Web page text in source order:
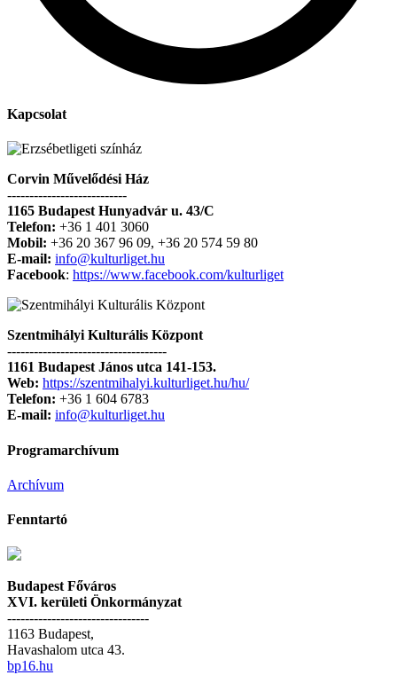
Kapcsolat
Corvin Művelődési Ház
---------------------------
1165 Budapest Hunyadvár u. 43/C
Telefon: +36 1 401 3060
Mobil: +36 20 367 96 09, +36 20 574 59 80
E-mail: info@kulturliget.hu
Facebook: https://www.facebook.com/kulturliget
Szentmihályi Kulturális Központ
------------------------------------
1161 Budapest János utca 141-153.
Web: https://szentmihalyi.kulturliget.hu/hu/
Telefon: +36 1 604 6783
E-mail: info@kulturliget.hu
Programarchívum
Archívum
Fenntartó
Budapest Főváros
XVI. kerületi Önkormányzat
--------------------------------
1163 Budapest,
Havashalom utca 43.
bp16.hu